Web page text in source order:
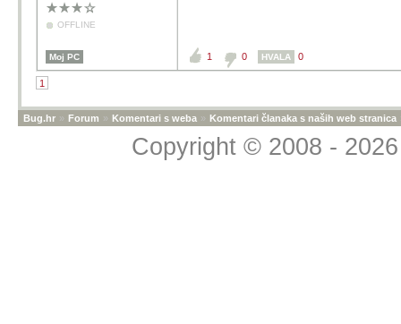
OFFLINE
Moj PC 1 0 HVALA 0
1
Bug.hr » Forum » Komentari s weba » Komentari članaka s naših web stranica
Copyright © 2008 -